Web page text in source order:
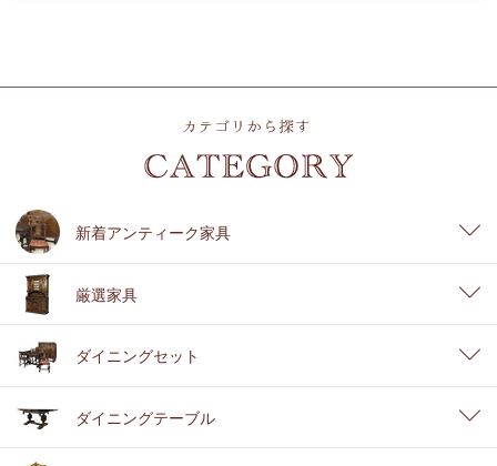
新着アンティーク家具
厳選家具
ダイニングセット
ダイニングテーブル